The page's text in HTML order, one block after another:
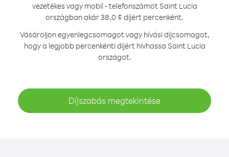
vezetékes vagy mobil - telefonszámot Saint Lucia
országban akár 38.0 ¢ díjért percenként.
Vásároljon egyenlegcsomagot vagy hívási díjcsomagot,
hogy a legjobb percenkénti díjért hívhassa Saint Lucia
országot.
Díjszabás megtekintése